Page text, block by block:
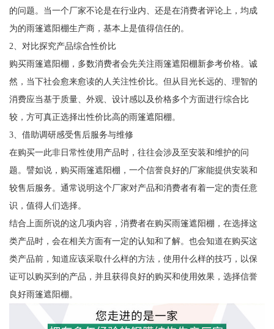
的问题。当一个厂家不论是在行业内、还是在消费者评论上，均成
为的雨篷遮阳棚生产商，基本上是值得信任的。
2、对比探究产品综合性价比
购买雨篷遮阳棚，多数消费者会先关注雨篷遮阳棚新参考价格。诚
然，当下社会愈来愈读的人关注性价比。但从目光长远的、理智的
消费应当基于质量、外观、设计感以及价格多个方面进行综合比
较，方可真正选择出性价比高的雨篷遮阳棚。
3、借助调研感受售后服务与维修
在购买一此非日常性使用产品时，往往会涉及至安装和维护的问
题。譬如说，购买雨篷遮阳棚，一个信誉良好的厂家能提供安装和
较售后服务。通常说明这个厂家对产品和消费者有着一定的责任意
识，值得人们选择。
结合上面所说的这几项内容，消费者在购买雨篷遮阳棚，在选择这
类产品时，会在相关方面有一定的认知和了解。也会知道在购买这
类产品前，知道应该采取什么样的方法，使用什么样的技巧，以保
证可以购买到的产品，并且获得良好的购买和使用效果，选择信誉
良好雨篷遮阳棚。